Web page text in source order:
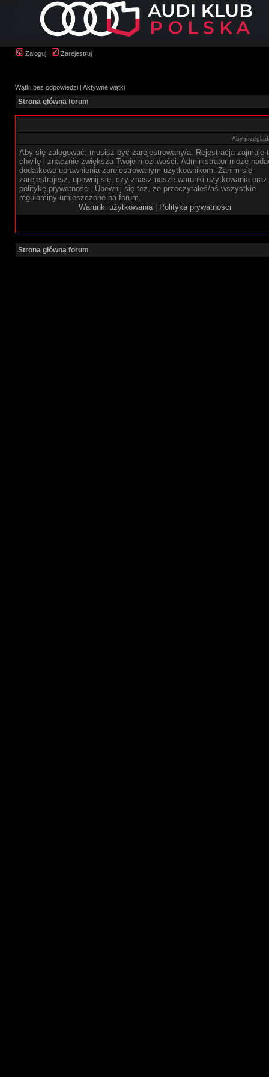
Zaloguj Zarejestruj
Wątki bez odpowiedzi | Aktywne wątki
Strona główna forum
Aby
Aby się zalogować, musisz być zarejestrowany/a. Rejestracja zajmuje
chwilę i znacznie zwiększa Twoje możliwości. Administrator może
dodatkowe uprawnienia zarejestrowanym użytkownikom. Zanim się
zarejestrujesz, upewnij się, czy znasz nasze warunki użytkowania oraz
politykę prywatności. Upewnij się też, że przeczytałeś/aś wszystkie
regulaminy umieszczone na forum.
Warunki użytkowania| Polityka prywatności
Strona główna forum